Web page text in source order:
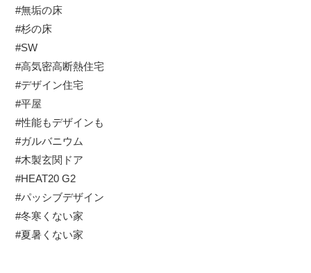
#無垢の床
#杉の床
#SW
#高気密高断熱住宅
#デザイン住宅
#平屋
#性能もデザインも
#ガルバニウム
#木製玄関ドア
#HEAT20 G2
#パッシブデザイン
#冬寒くない家
#夏暑くない家